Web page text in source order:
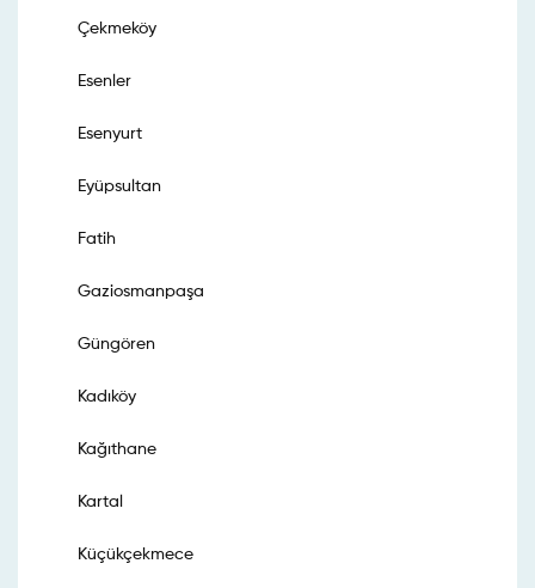
Çekmeköy
Esenler
Esenyurt
Eyüpsultan
Fatih
Gaziosmanpaşa
Güngören
Kadıköy
Kağıthane
Kartal
Küçükçekmece